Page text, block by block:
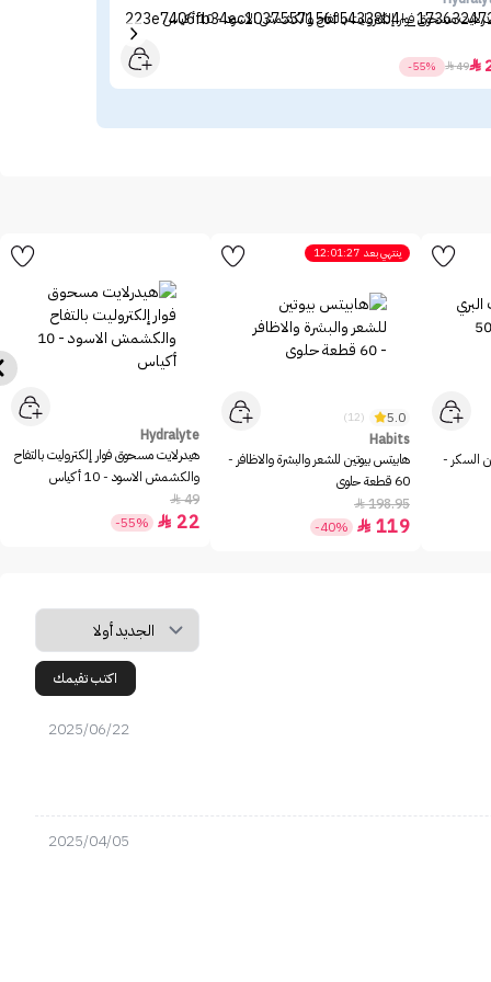
مسحوق فوار إلكتروليت بالتفاح والكشمش الاسود - 10 أكياس

49

-55%
السكر -
ينتهي بعد 12:01:27
5.0
(12)
Habits
هابيتس بيوتين للشعر والبشرة والاظافر -
60 قطعة حلوى
198.95

119

-40%
Hydralyte
هيدرلايت مسحوق فوار إلكتروليت بالتفاح
والكشمش الاسود - 10 أكياس
49

22

-55%
اكتب تقيمك
2025/06/22
2025/04/05